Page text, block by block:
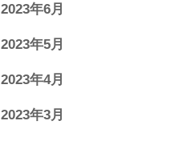
2023年6月
2023年5月
2023年4月
2023年3月